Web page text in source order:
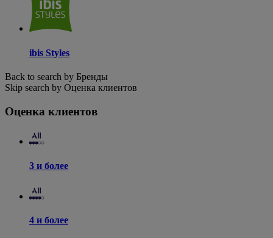
ibis Styles
Back to search by Бренды
Skip search by Оценка клиентов
Оценка клиентов
3 и более
4 и более